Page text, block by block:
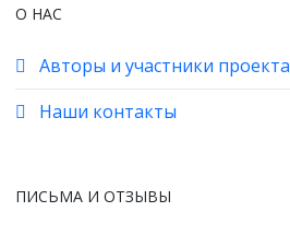
О НАС
Авторы и участники проекта
Наши контакты
ПИСЬМА И ОТЗЫВЫ